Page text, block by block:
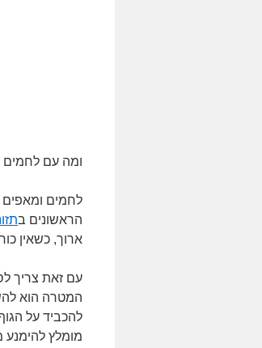
ומה עם לחמים
לחמים ומאפים
הראשונים ב
ארוך, כשאין
עם זאת צריך
המטרה הוא
להכביד על
מומלץ להימנע